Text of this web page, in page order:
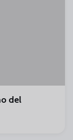
del